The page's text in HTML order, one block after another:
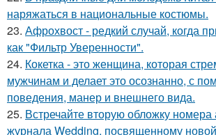
наряжаться в национальные костюмы.
23. Афрохвост - редкий случай, когда
как "Фильтр Уверенности".
24. Кокетка - это женщина, которая
мужчинам и делает это осознанно, с
поведения, манер и внешнего вида.
25. Встречайте вторую обложку
журнала Wedding, посвященному